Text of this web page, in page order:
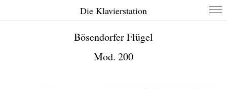
Die Klavierstation
Bösendorfer Flügel
Mod. 200